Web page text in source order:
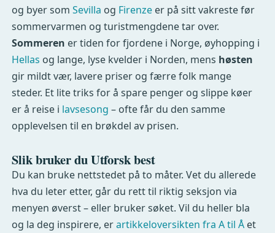
og byer somSevilla og Firenze er på sitt vakreste før
sommervarmen og turistmengdene tar over.
Sommeren er tiden for fjordene i Norge, øyhopping i
Hellas og lange, lyse kvelder i Norden, mens høsten
gir mildt vær, lavere priser og færre folk mange
steder. Et lite triks for å spare penger og slippe køer
er å reise i lavsesong – ofte får du den samme
opplevelsen til en brøkdel av prisen.
Slik bruker du Utforsk best
Du kan bruke nettstedet på to måter. Vet du allerede
hva du leter etter, går du rett til riktig seksjon via
menyen øverst – eller bruker søket. Vil du heller bla
og la deg inspirere, erartikkeloversikten fra A til Å et